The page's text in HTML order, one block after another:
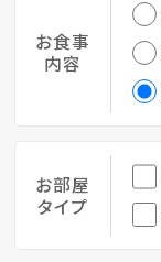
お食事
内容
お部屋
タイプ